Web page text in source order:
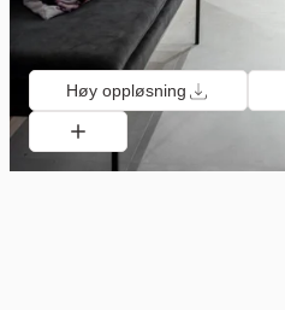
Høy oppløsning